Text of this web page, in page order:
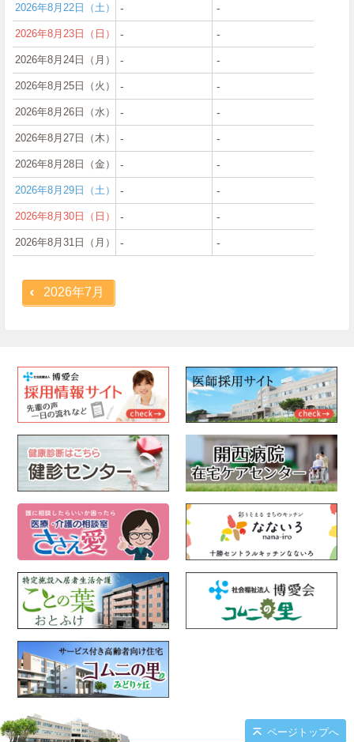
2026年8月22日（土） ‐ ‐
2026年8月23日（日） ‐ ‐
2026年8月24日（月） ‐ ‐
2026年8月25日（火） ‐ ‐
2026年8月26日（水） ‐ ‐
2026年8月27日（木） ‐ ‐
2026年8月28日（金） ‐ ‐
2026年8月29日（土） ‐ ‐
2026年8月30日（日） ‐ ‐
2026年8月31日（月） ‐ ‐
2026年7月
ページトップへ